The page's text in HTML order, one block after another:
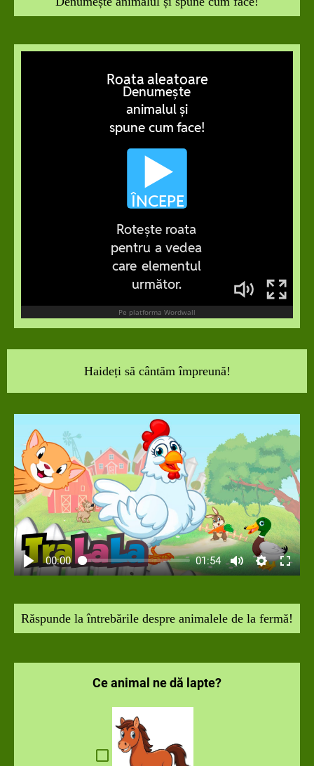
Haideți să cântăm împreună!
00:00 01:54
Răspunde la întrebările despre animalele de la fermă!
Ce animal ne dă lapte?